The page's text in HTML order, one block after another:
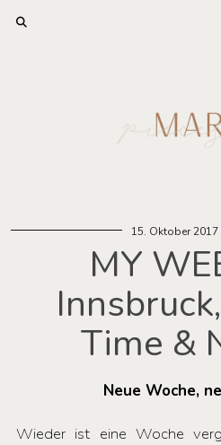
15. Oktober 2017
MY
Time &
Neue Woche,
Wieder ist eine Woche